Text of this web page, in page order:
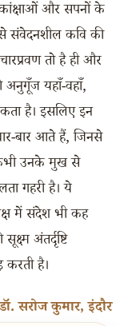
और सपनों के
संवेदनशील कवि की
तो है ही और
अनुगूँज यहाँ-वहाँ,
है। इसलिए इन
बार आते हैं, जिनसे
उनके मुख से
गहरी है। ये
में संदेश भी कह
अंतर्दृष्टि
करती है।
सरोज कुमार, इंदौर